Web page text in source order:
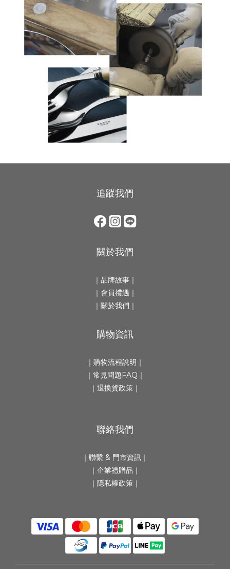
追蹤我們
關於我們
｜ 品牌故事 ｜
｜會員禮遇｜
｜ 關於我們 ｜
購物資訊
｜ 購物流程說明 ｜
｜ 常見問題FAQ ｜
｜ 退換貨政策 ｜
聯絡我們
｜ 聯繫 & 門市資訊 ｜
｜ 企業禮贈品 ｜
｜隱私權政策｜